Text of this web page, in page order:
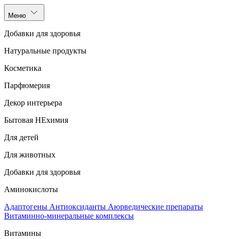
Меню
Добавки для здоровья
Натуральные продукты
Косметика
Парфюмерия
Декор интерьера
Бытовая НЕхимия
Для детей
Для животных
Добавки для здоровья
Аминокислоты
Адаптогены Антиоксиданты Аюрведические препараты
Витаминно-минеральные комплексы
Витамины